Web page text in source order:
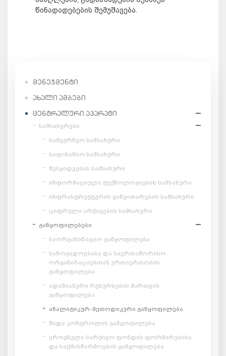
წინადადებების შემუშავება.
ᲛᲔᲜᲔᲯᲛᲔᲜᲢᲘ
ᲐᲮᲐᲚᲘ ᲐᲛᲑᲔᲑᲘ
ᲪᲔᲜᲢᲠᲐᲚᲣᲠᲘ ᲐᲞᲐᲠᲐᲢᲘ
სამსახურები
სამეურნეო სამსახური
საფინანსო სამსახური
შესყიდვების სამსახური
ინფორმაციული ტექნოლოგიების სამსახური
ინფრასტრუქტურის განვითარების სამსახური
ციფრული არქივების სამსახური
განყოფილებები
საორგანიზაციო განყოფილება
საზოგადოებასა და საერთაშორისო
ორგანიზაციებთან ურთიერთობის
განყოფილება
ადამიანური რესურსების მართვის
განყოფილება
ანალიტიკურ-მეთოდიკური განყოფილება
შიდა კონტროლის განყოფილება
ეროვნული სარქივო ფონდის ფორმირებისა
და საქმისწარმოების განყოფილება